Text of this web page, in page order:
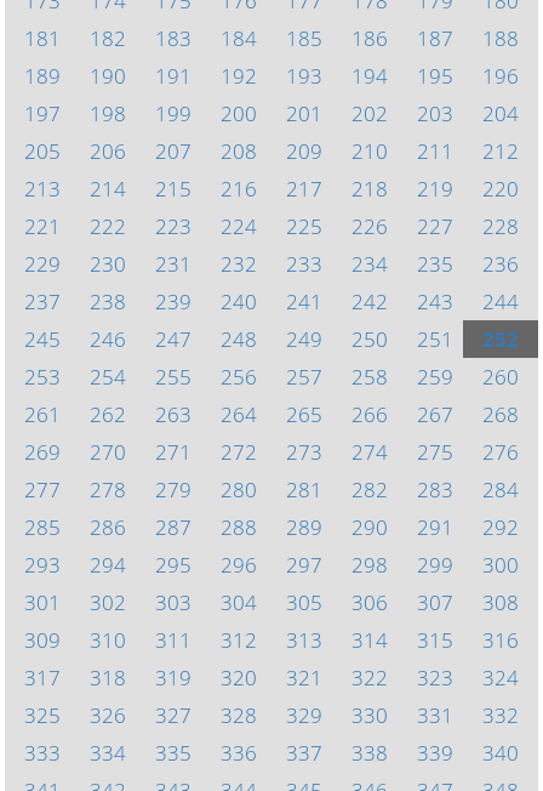
181
182 183 184 185 186 187
188
189
190 191 192 193 194 195
196
197
198 199 200 201 202 203
204
205
206 207 208 209 210 211
212
213
214 215 216 217 218 219
220
221
222 223 224 225 226 227
228
229
230 231 232 233 234 235
236
237
238 239 240 241 242 243
244
245
246 247 248 249 250 251
252
253
254 255 256 257 258 259
260
261
262 263 264 265 266 267
268
269
270 271 272 273 274 275
276
277
278 279 280 281 282 283
284
285
286 287 288 289 290 291
292
293
294 295 296 297 298 299
300
301
302 303 304 305 306 307
308
309
310 311 312 313 314 315
316
317
318 319 320 321 322 323
324
325
326 327 328 329 330 331
332
333
334 335 336 337 338 339
340